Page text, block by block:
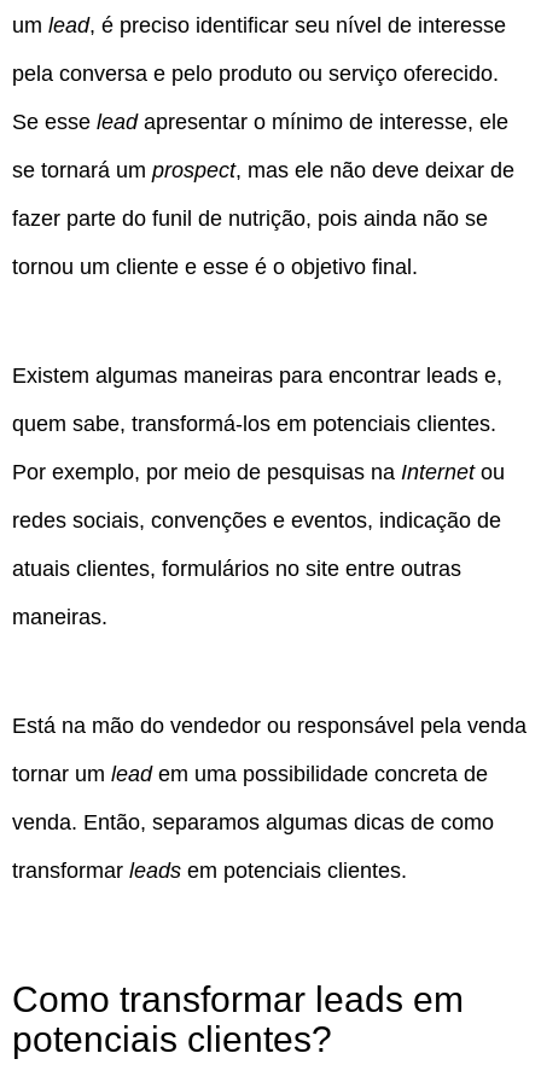
um lead, é preciso identificar seu nível de interesse
pela conversa e pelo produto ou serviço oferecido.
Se esse leadapresentar o mínimo de interesse, ele
se tornará um prospect, mas ele não deve deixar de
fazer parte do funil de nutrição, pois ainda não se
tornou um cliente e esse é o objetivo final.
Existem algumas maneiras para encontrar leads e,
quem sabe, transformá-los em potenciais clientes.
Por exemplo, por meio de pesquisas na Internetou
redes sociais, convenções e eventos, indicação de
atuais clientes, formulários no site entre outras
maneiras.
Está na mão do vendedor ou responsável pela venda
tornar um leadem uma possibilidade concreta de
venda. Então, separamos algumas dicas de como
transformar leads em potenciais clientes.
Como transformar leads em
potenciais clientes?